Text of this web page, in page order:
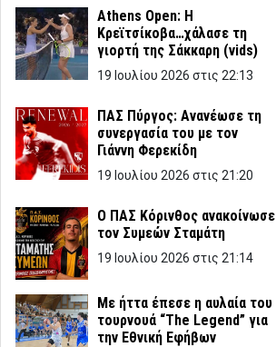
Athens Open: Η
Κρεϊτσίκοβα…χάλασε τη
γιορτή της Σάκκαρη (vids)
19 Ιουλίου 2026 στις 22:13
ΠΑΣ Πύργος: Ανανέωσε τη
συνεργασία του με τον
Γιάννη Φερεκίδη
19 Ιουλίου 2026 στις 21:20
Ο ΠΑΣ Κόρινθος ανακοίνωσε
τον Συμεών Σταμάτη
19 Ιουλίου 2026 στις 21:14
Με ήττα έπεσε η αυλαία του
τουρνουά “The Legend” για
την Εθνική Εφήβων